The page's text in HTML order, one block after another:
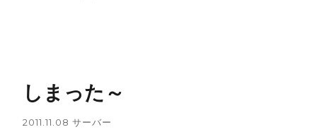
しまった～
2011.11.08 サーバー